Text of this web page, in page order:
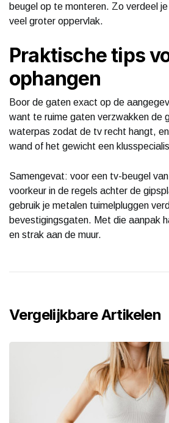
beugel op te monteren. Zo verdeel
veel groter oppervlak.
Praktische tips
ophangen
Boor de gaten exact op de
want te ruime gaten verzwakken de
waterpas zodat de tv recht hangt,
wand of het gewicht een
Samengevat: voor een tv-beugel
voorkeur in de regels achter de
gebruik je metalen tuimelpluggen
bevestigingsgaten. Met die aanpak
en strak aan de muur.
Vergelijkbare Artikelen